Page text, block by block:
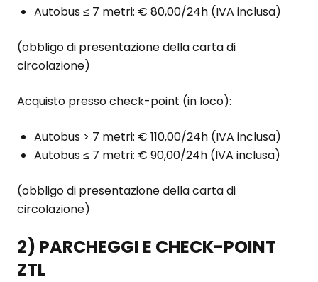
Autobus ≤ 7 metri: € 80,00/24h (IVA inclusa)
(obbligo di presentazione della carta di
circolazione)
Acquisto presso check-point (in loco):
Autobus > 7 metri: € 110,00/24h (IVA inclusa)
Autobus ≤ 7 metri: € 90,00/24h (IVA inclusa)
(obbligo di presentazione della carta di
circolazione)
2) PARCHEGGI E CHECK-POINT
ZTL